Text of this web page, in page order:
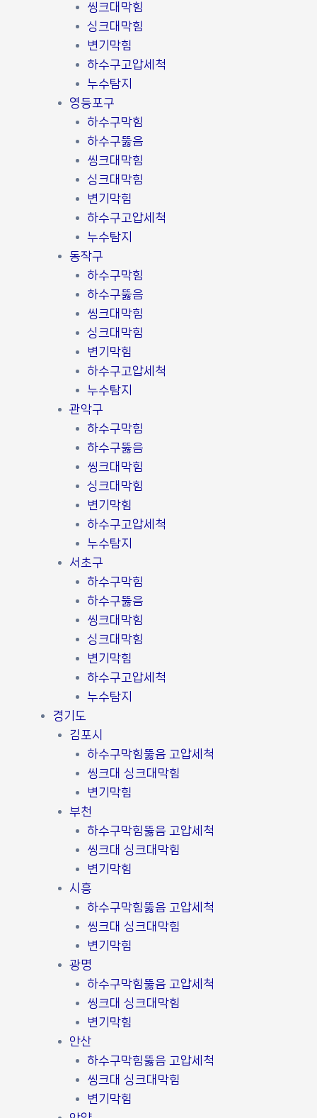
씽크대막힘
싱크대막힘
변기막힘
하수구고압세척
누수탐지
영등포구
하수구막힘
하수구뚫음
씽크대막힘
싱크대막힘
변기막힘
하수구고압세척
누수탐지
동작구
하수구막힘
하수구뚫음
씽크대막힘
싱크대막힘
변기막힘
하수구고압세척
누수탐지
관악구
하수구막힘
하수구뚫음
씽크대막힘
싱크대막힘
변기막힘
하수구고압세척
누수탐지
서초구
하수구막힘
하수구뚫음
씽크대막힘
싱크대막힘
변기막힘
하수구고압세척
누수탐지
경기도
김포시
하수구막힘뚫음 고압세척
씽크대 싱크대막힘
변기막힘
부천
하수구막힘뚫음 고압세척
씽크대 싱크대막힘
변기막힘
시흥
하수구막힘뚫음 고압세척
씽크대 싱크대막힘
변기막힘
광명
하수구막힘뚫음 고압세척
씽크대 싱크대막힘
변기막힘
안산
하수구막힘뚫음 고압세척
씽크대 싱크대막힘
변기막힘